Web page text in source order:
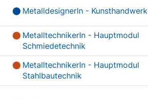
MetalldesignerIn - Kunsthandwerk
MetalltechnikerIn - Hauptmodul
Schmiedetechnik
MetalltechnikerIn - Hauptmodul
Stahlbautechnik